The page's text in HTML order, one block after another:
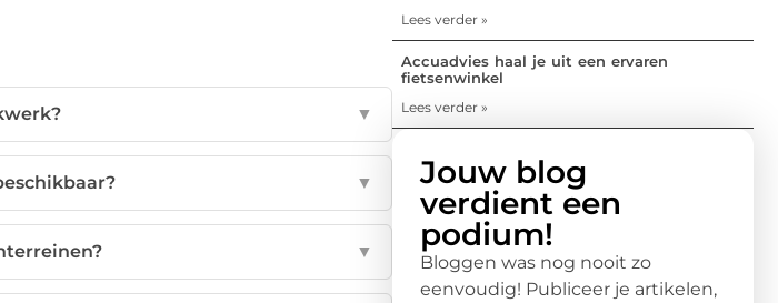
▼
▼
▼
Lees verder »
Accuadvies haal je uit een ervaren
fietsenwinkel
Lees verder »
Jouw blog
verdient een
podium!
Bloggen was nog nooit zo
eenvoudig! Publiceer je artikelen,